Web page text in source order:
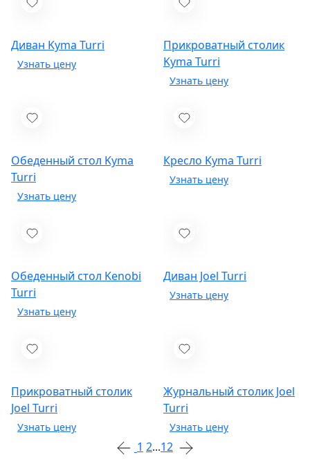
Диван Kyma Turri
Прикроватный столик
Kyma Turri
Обеденный стол Kyma
Turri
Кресло Kyma Turri
Обеденный стол Kenobi
Turri
Диван Joel Turri
Прикроватный столик
Joel Turri
Журнальный столик Joel
Turri
1 2...12